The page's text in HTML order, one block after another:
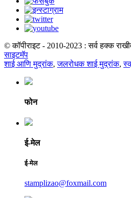
© कॉपीराइट - 2010-2023 : सर्व हक्क
साइटमॅप
शाई आणि मुद्रांक,जलरोधक शाई मुद्रांक,
फोन
ई-मेल
ई-मेल
stamplizao@foxmail.com